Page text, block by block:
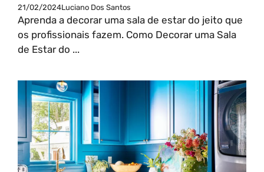
21/02/2024Luciano Dos Santos
Aprenda a decorar uma sala de estar do jeito que
os profissionais fazem. Como Decorar uma Sala
de Estar do ...